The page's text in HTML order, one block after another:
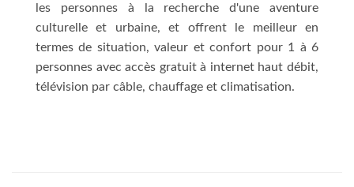
les personnes à la recherche d'une aventure
culturelle et urbaine, et offrent le meilleur en
termes de situation, valeur et confort pour 1 à 6
personnes avec accès gratuit à internet haut débit,
télévision par câble, chauffage et climatisation.